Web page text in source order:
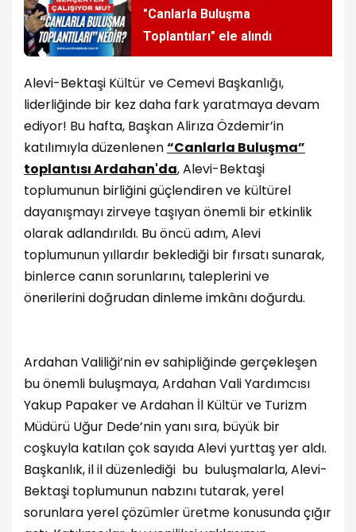
"Canlarla Buluşma
Toplantıları" ele alındı
Alevi-Bektaşi Kültür ve Cemevi Başkanlığı,
liderliğinde bir kez daha fark yaratmaya devam
ediyor! Bu hafta, Başkan Alirıza Özdemir’in
katılımıyla düzenlenen“Canlarla Buluşma”
toplantısı Ardahan'da, Alevi-Bektaşi
toplumunun birliğini güçlendiren ve kültürel
dayanışmayı zirveye taşıyan önemli bir etkinlik
olarak adlandırıldı. Bu öncü adım, Alevi
toplumunun yıllardır beklediği bir fırsatı sunarak,
binlerce canın sorunlarını, taleplerini ve
önerilerini doğrudan dinleme imkânı doğurdu.
Ardahan Valiliği’nin ev sahipliğinde gerçekleşen
bu önemli buluşmaya, Ardahan Vali Yardımcısı
Yakup Papaker ve Ardahan İl Kültür ve Turizm
Müdürü Uğur Dede’nin yanı sıra, büyük bir
coşkuyla katılan çok sayıda Alevi yurttaş yer aldı.
Başkanlık, il il düzenlediği bu buluşmalarla, Alevi-
Bektaşi toplumunun nabzını tutarak, yerel
sorunlara yerel çözümler üretme konusunda çığır